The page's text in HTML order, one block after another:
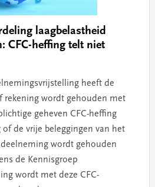
laagbelastheid
CFC-heffing telt niet
heeft de
rekening wordt gehouden met
geheven CFC-heffing
de vrije beleggingen van het
wordt gehouden
de Kennisgroep
wordt met deze CFC-